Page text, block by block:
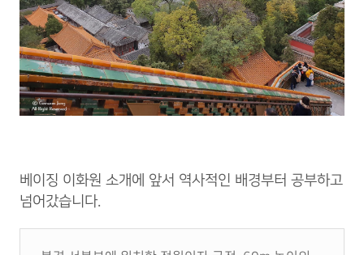
베이징 이화원 소개에 앞서 역사적인 배경부터 공부하고
넘어갔습니다.